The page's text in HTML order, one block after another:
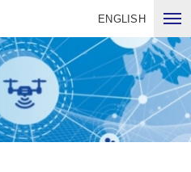
ENGLISH